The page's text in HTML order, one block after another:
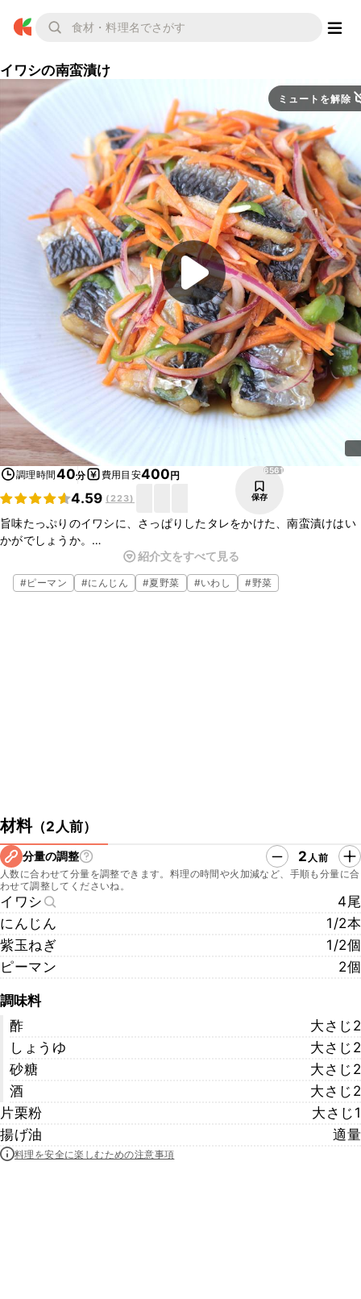
イワシの南蛮漬け
ミュートを解除
調理時間40分 費用目安400円
4.59 (223)
6561
保存
旨味たっぷりのイワシに、さっぱりしたタレをかけた、南蛮漬けはい
かがでしょうか。
野菜もたっぷり入っているので、シャキシャキとした食感が良く、と
ても美味しいですよ。
とても簡単なので、是非作ってみてくださいね。
紹介文をすべて見る
#ピーマン #にんじん #夏野菜 #いわし #野菜
材料（2人前）
分量の調整 2 人前
人数に合わせて分量を調整できます。料理の時間や火加減など、手順も分量に合
わせて調整してくださいね。
イワシ
4尾
にんじん
1/2本
紫玉ねぎ
1/2個
ピーマン
2個
調味料
酢
大さじ2
しょうゆ
大さじ2
砂糖
大さじ2
酒
大さじ2
片栗粉
大さじ1
揚げ油
適量
料理を安全に楽しむための注意事項